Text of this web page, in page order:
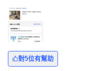
對5位有幫助